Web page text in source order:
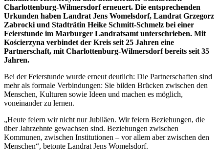
Charlottenburg-Wilmersdorf erneuert. Die entsprechenden
Urkunden haben Landrat Jens Womelsdorf, Landrat Grzegorz
Zabrocki und Stadträtin Heike Schmitt-Schmelz bei einer
Feierstunde im Marburger Landratsamt unterschrieben. Mit
Kościerzyna verbindet der Kreis seit 25 Jahren eine
Partnerschaft, mit Charlottenburg-Wilmersdorf bereits seit 35
Jahren.
Bei der Feierstunde wurde erneut deutlich: Die Partnerschaften sind
mehr als formale Verbindungen: Sie bilden Brücken zwischen den
Menschen, Kulturen sowie Ideen und machen es möglich,
voneinander zu lernen.
„Heute feiern wir nicht nur Jubiläen. Wir feiern Beziehungen, die
über Jahrzehnte gewachsen sind. Beziehungen zwischen
Kommunen, zwischen Institutionen – vor allem aber zwischen den
Menschen“, betonte Landrat Jens Womelsdorf.